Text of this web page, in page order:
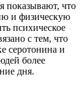
показывают, что
и физическую
психическое
с тем, что
серотонина и
более
дня.